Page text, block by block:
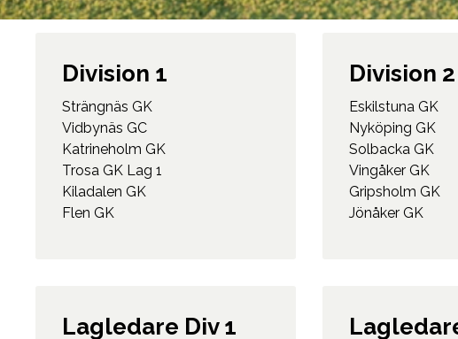
Division 1
Strängnäs GK
Vidbynäs GC
Katrineholm GK
Trosa GK Lag 1
Kiladalen GK
Flen GK
Division 2
Eskilstuna GK
Nyköping GK
Solbacka GK
Vingåker GK
Gripsholm GK
Jönåker GK
Lagledare Div 1